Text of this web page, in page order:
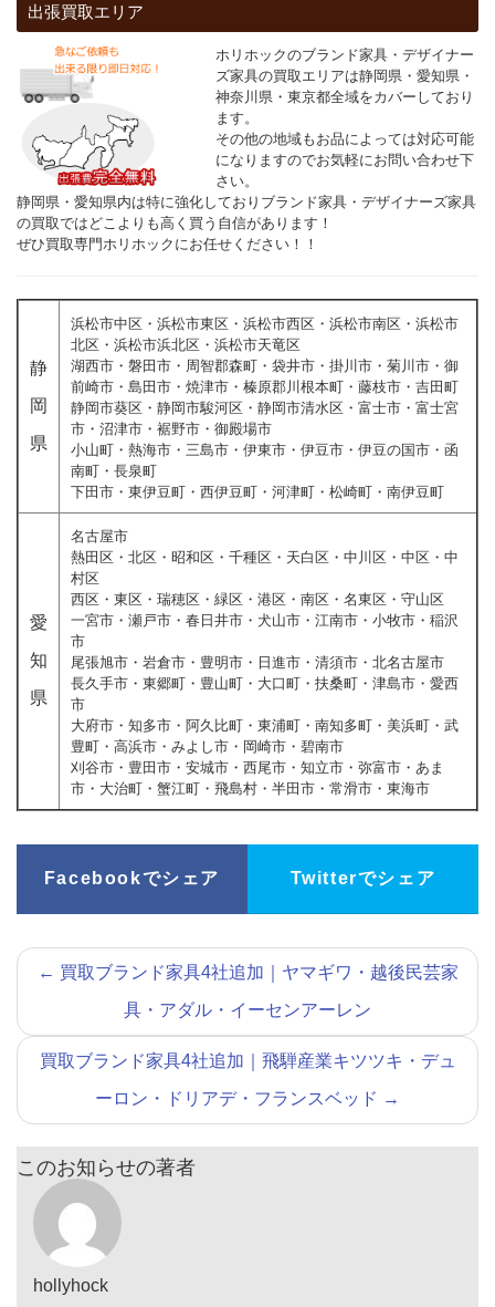
出張買取エリア
ホリホックのブランド家具・デザイナー
ズ家具の買取エリアは静岡県・愛知県・
神奈川県・東京都全域をカバーしており
ます。
その他の地域もお品によっては対応可能
になりますのでお気軽にお問い合わせ下
さい。
静岡県・愛知県内は特に強化しておりブランド家具・デザイナーズ家具
の買取ではどこよりも高く買う自信があります！
ぜひ買取専門ホリホックにお任せください！！
静
岡
県
浜松市中区・浜松市東区・浜松市西区・浜松市南区・浜松市
北区・浜松市浜北区・浜松市天竜区
湖西市・磐田市・周智郡森町・袋井市・掛川市・菊川市・御
前崎市・島田市・焼津市・榛原郡川根本町・藤枝市・吉田町
静岡市葵区・静岡市駿河区・静岡市清水区・富士市・富士宮
市・沼津市・裾野市・御殿場市
小山町・熱海市・三島市・伊東市・伊豆市・伊豆の国市・函
南町・長泉町
下田市・東伊豆町・西伊豆町・河津町・松崎町・南伊豆町
愛
知
県
名古屋市
熱田区・北区・昭和区・千種区・天白区・中川区・中区・中
村区
西区・東区・瑞穂区・緑区・港区・南区・名東区・守山区
一宮市・瀬戸市・春日井市・犬山市・江南市・小牧市・稲沢
市
尾張旭市・岩倉市・豊明市・日進市・清須市・北名古屋市
長久手市・東郷町・豊山町・大口町・扶桑町・津島市・愛西
市
大府市・知多市・阿久比町・東浦町・南知多町・美浜町・武
豊町・高浜市・みよし市・岡崎市・碧南市
刈谷市・豊田市・安城市・西尾市・知立市・弥富市・あま
市・大治町・蟹江町・飛島村・半田市・常滑市・東海市
Facebookでシェア Twitterでシェア
← 買取ブランド家具4社追加｜ヤマギワ・越後民芸家
具・アダル・イーセンアーレン
買取ブランド家具4社追加｜飛騨産業キツツキ・デュ
ーロン・ドリアデ・フランスベッド →
このお知らせの著者
hollyhock